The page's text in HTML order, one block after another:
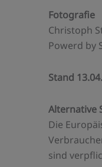
Fotografie
Christoph
Powerd by
Stand
Alternative
Die
sind